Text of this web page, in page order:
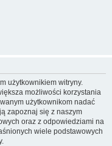
użytkownikiem witryny.
możliwości korzystania
użytkownikom nadać
zapoznaj się z naszym
oraz z odpowiedziami na
wiele podstawowych